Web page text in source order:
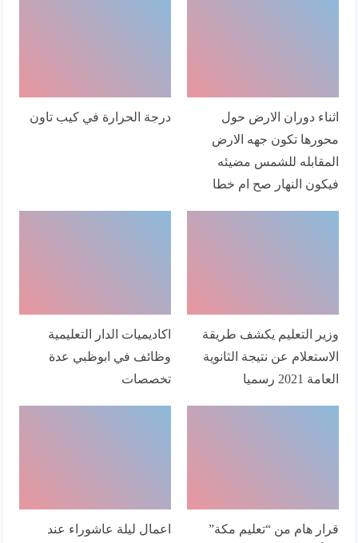
اثناء دوران الارض حول
محورها تكون جهه الارض
المقابله للشمس مضيئه
فيكون النهار صح ام خطا
درجة الحرارة في كيب تاون
وزير التعليم يكشف طريقة
الاستعلام عن نتيجة الثانوية
العامة 2021 رسميا
اكاديميات الدار التعليمية
وظائف في ابوظبي عدة
تخصصات
قرار هام من “تعليم مكة”
اعمال ليلة عاشوراء عند